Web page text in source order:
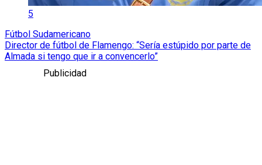
5
Fútbol Sudamericano
Director de fútbol de Flamengo: “Sería estúpido por parte de
Almada si tengo que ir a convencerlo”
Publicidad